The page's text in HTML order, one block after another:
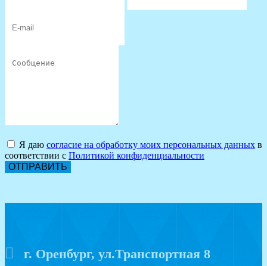
Я даю согласие на обработку моих персональных данных в
соответствии с Политикой конфиденциальности
ОТПРАВИТЬ
г. Оренбург, ул.Транспортная 8